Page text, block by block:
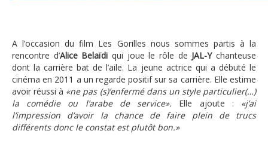
A l’occasion du film Les Gorilles nous sommes partis à la
rencontre d’Alice Belaïdi qui joue le rôle de JAL-Ychanteuse
dont la carrière bat de l’aile. La jeune actrice qui a débuté le
cinéma en 2011 a un regarde positif sur sa carrière. Elle estime
avoir réussi à «ne pas (s)’enfermé dans un style particulier(…)
la comédie ou l’arabe de service». Elle ajoute : «j’ai
l’impression d’avoir la chance de faire plein de trucs
différents donc le constat est plutôt bon.»